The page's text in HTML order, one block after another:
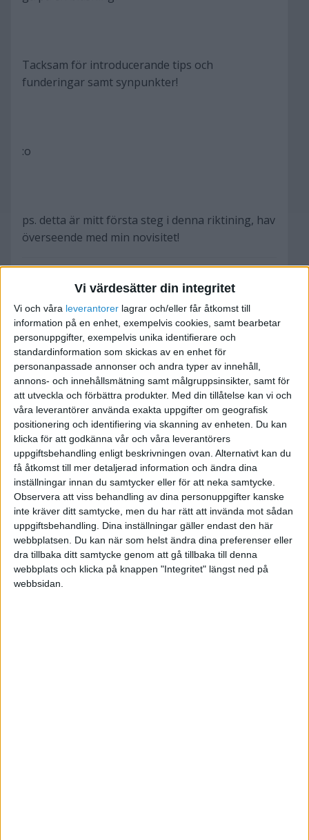
Vi värdesätter din integritet
Vi och våra leverantorer lagrar och/eller får åtkomst till
information på en enhet, exempelvis cookies, samt bearbetar
personuppgifter, exempelvis unika identifierare och
standardinformation som skickas av en enhet för
personanpassade annonser och andra typer av innehåll,
annons- och innehållsmätning samt målgruppsinsikter, samt för
att utveckla och förbättra produkter. Med din tillåtelse kan vi och
våra leverantörer använda exakta uppgifter om geografisk
positionering och identifiering via skanning av enheten. Du kan
klicka för att godkänna vår och våra leverantörers
uppgiftsbehandling enligt beskrivningen ovan. Alternativt kan du
få åtkomst till mer detaljerad information och ändra dina
inställningar innan du samtycker eller för att neka samtycke.
Observera att viss behandling av dina personuppgifter kanske
inte kräver ditt samtycke, men du har rätt att invända mot sådan
uppgiftsbehandling. Dina inställningar gäller endast den här
webbplatsen. Du kan när som helst ändra dina preferenser eller
dra tillbaka ditt samtycke genom att gå tillbaka till denna
webbplats och klicka på knappen "Integritet" längst ned på
webbsidan.
Tacksam för introducerande tips och
funderingar samt synpunkter!
:o
ps. detta är mitt första steg i denna riktining, hav
överseende med min novisitet!
Bosse
2008-02-21 09:26
Jag söker med efter information eller en guide
om hur man gör en affärsöverlåtelse men de
företag som jag ringt har varit hjälpsamma.. not
:nono
De har kanske en del att göra nu med tanke på
hur det ser ut. Alla vill sälja men ingen vill köpa
för att alla yngre ska starta sitt eget :vissla
Finns det några här inne som vet mer?